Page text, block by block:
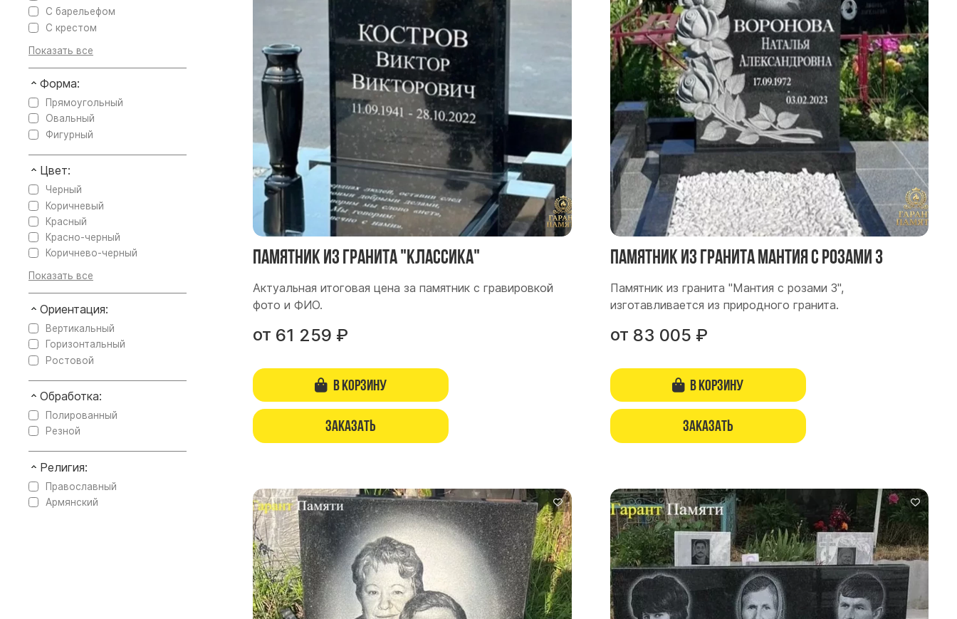
Памятник из гранита "Классика"
Актуальная итоговая цена за памятник с гравировкой
фото и ФИО.
от 61 259 ₽
В корзину
Заказать
Памятник из гранита Мантия с розами 3
Памятник из гранита "Мантия с розами 3",
изготавливается из природного гранита.
от 83 005 ₽
В корзину
Заказать
С барельефом
С крестом
Форма:
Прямоугольный
Овальный
Фигурный
Цвет:
Черный
Коричневый
Красный
Красно-черный
Коричнево-черный
Ориентация:
Вертикальный
Горизонтальный
Ростовой
Обработка:
Полированный
Резной
Религия:
Православный
Армянский